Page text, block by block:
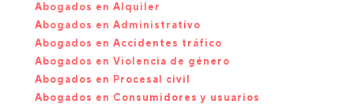
Abogados en Alquiler
Abogados en Administrativo
Abogados en Accidentes tráfico
Abogados en Violencia de género
Abogados en Procesal civil
Abogados en Consumidores y usuarios